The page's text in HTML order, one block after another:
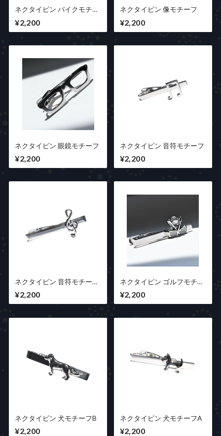
ネクタイピン バイクモチー
¥2,200
ネクタイピン 像モチーフ
¥2,200
ネクタイピン 眼鏡モチーフ
¥2,200
ネクタイピン 音符モチーフ
¥2,200
ネクタイピン 音符モチーフ
(ト音記号)
¥2,200
ネクタイピン ゴルフモチー
フ
¥2,200
ネクタイピン 犬モチーフB
¥2,200
ネクタイピン 犬モチーフA
¥2,200